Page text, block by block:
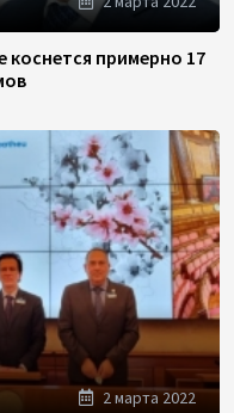
коснется примерно 17
2 марта 2022